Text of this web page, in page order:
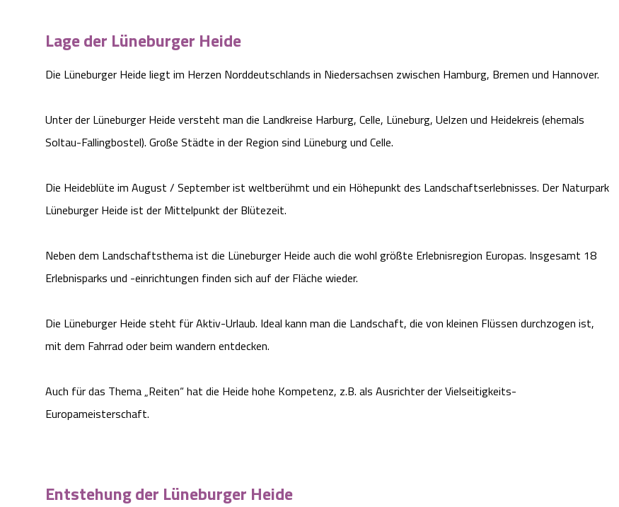
Lage der Lüneburger Heide
Die Lüneburger Heide liegt im Herzen Norddeutschlands in Niedersachsen zwischen Hamburg, Bremen und Hannover.
Unter der Lüneburger Heide versteht man die Landkreise Harburg, Celle, Lüneburg, Uelzen und Heidekreis (ehemals
Soltau-Fallingbostel). Große Städte in der Region sind Lüneburg und Celle.
Die Heideblüte im August / September ist weltberühmt und ein Höhepunkt des Landschaftserlebnisses. Der Naturpark
Lüneburger Heide ist der Mittelpunkt der Blütezeit.
Neben dem Landschaftsthema ist die Lüneburger Heide auch die wohl größte Erlebnisregion Europas. Insgesamt 18
Erlebnisparks und -einrichtungen finden sich auf der Fläche wieder.
Die Lüneburger Heide steht für Aktiv-Urlaub. Ideal kann man die Landschaft, die von kleinen Flüssen durchzogen ist,
mit dem Fahrrad oder beim wandern entdecken.
Auch für das Thema „Reiten“ hat die Heide hohe Kompetenz, z.B. als Ausrichter der Vielseitigkeits-
Europameisterschaft.
Entstehung der Lüneburger Heide